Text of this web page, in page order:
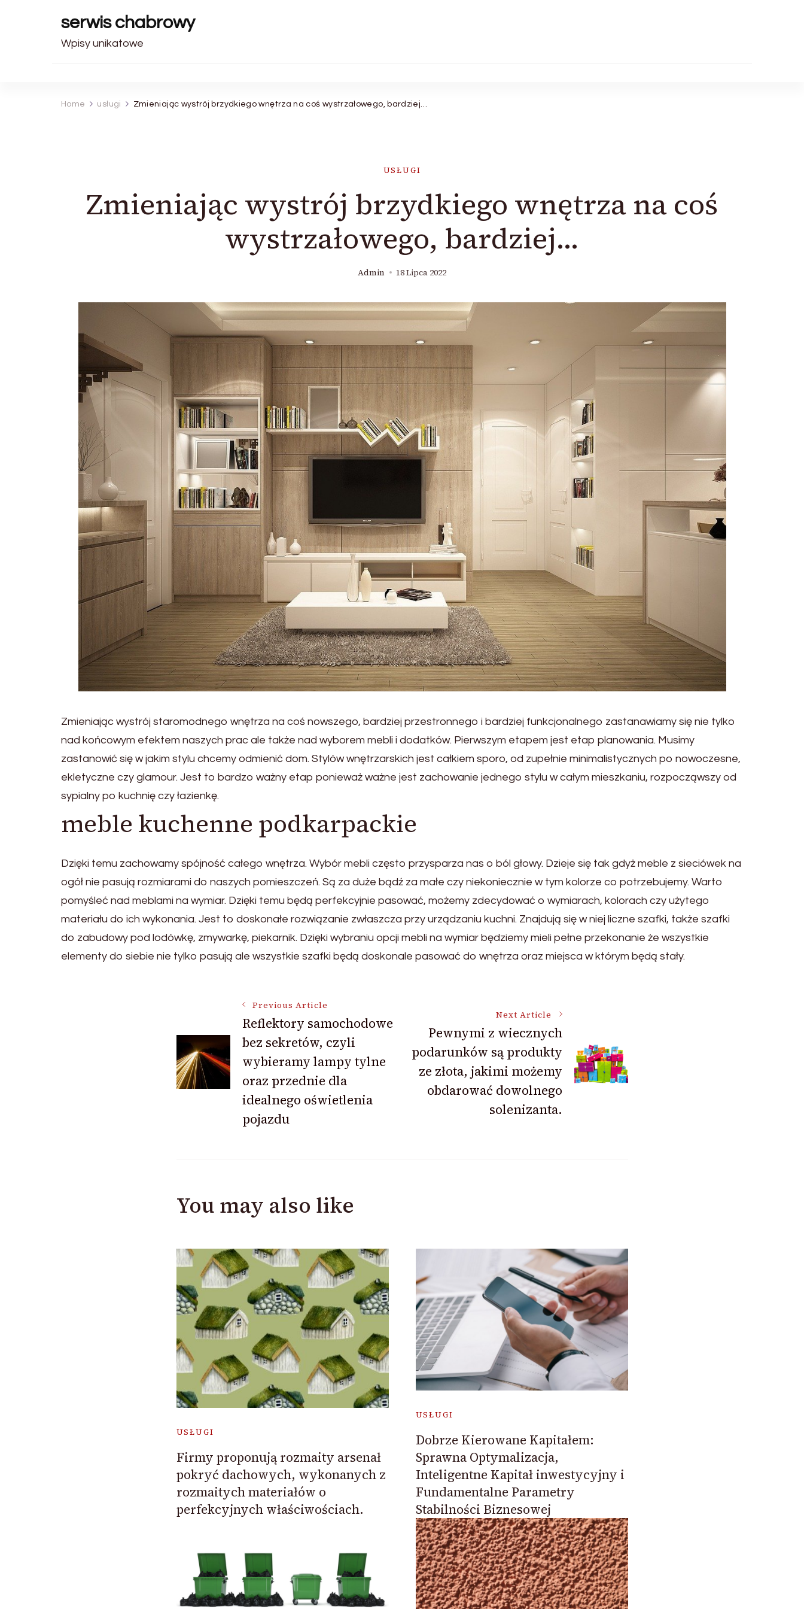
serwis chabrowy
Wpisy unikatowe
Home usługi Zmieniając wystrój brzydkiego wnętrza na coś wystrzałowego, bardziej…
USŁUGI
Zmieniając wystrój brzydkiego wnętrza na coś
wystrzałowego, bardziej…
Admin 18 Lipca 2022
Zmieniając wystrój staromodnego wnętrza na coś nowszego, bardziej przestronnego i bardziej funkcjonalnego zastanawiamy się nie tylko
nad końcowym efektem naszych prac ale także nad wyborem mebli i dodatków. Pierwszym etapem jest etap planowania. Musimy
zastanowić się w jakim stylu chcemy odmienić dom. Stylów wnętrzarskich jest całkiem sporo, od zupełnie minimalistycznych po nowoczesne,
ekletyczne czy glamour. Jest to bardzo ważny etap ponieważ ważne jest zachowanie jednego stylu w całym mieszkaniu, rozpocząwszy od
sypialny po kuchnię czy łazienkę.
meble kuchenne podkarpackie
Dzięki temu zachowamy spójność całego wnętrza. Wybór mebli często przysparza nas o ból głowy. Dzieje się tak gdyż meble z sieciówek na
ogół nie pasują rozmiarami do naszych pomieszczeń. Są za duże bądź za małe czy niekoniecznie w tym kolorze co potrzebujemy. Warto
pomyśleć nad meblami na wymiar. Dzięki temu będą perfekcyjnie pasować, możemy zdecydować o wymiarach, kolorach czy użytego
materiału do ich wykonania. Jest to doskonałe rozwiązanie zwłaszcza przy urządzaniu kuchni. Znajdują się w niej liczne szafki, także szafki
do zabudowy pod lodówkę, zmywarkę, piekarnik. Dzięki wybraniu opcji mebli na wymiar będziemy mieli pełne przekonanie że wszystkie
elementy do siebie nie tylko pasują ale wszystkie szafki będą doskonale pasować do wnętrza oraz miejsca w którym będą stały.
Navigation
Previous Article
Reflektory samochodowe
bez sekretów, czyli
wybieramy lampy tylne
oraz przednie dla
idealnego oświetlenia
pojazdu
Next Article
Pewnymi z wiecznych
podarunków są produkty
ze złota, jakimi możemy
obdarować dowolnego
solenizanta.
You may also like
USŁUGI
Firmy proponują rozmaity arsenał
pokryć dachowych, wykonanych z
rozmaitych materiałów o
perfekcyjnych właściwościach.
USŁUGI
Dobrze Kierowane Kapitałem:
Sprawna Optymalizacja,
Inteligentne Kapitał inwestycyjny i
Fundamentalne Parametry
Stabilności Biznesowej